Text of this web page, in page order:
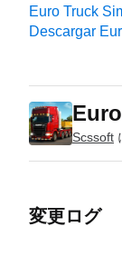
Euro Truck
Descargar
Scssoft
変更ログ